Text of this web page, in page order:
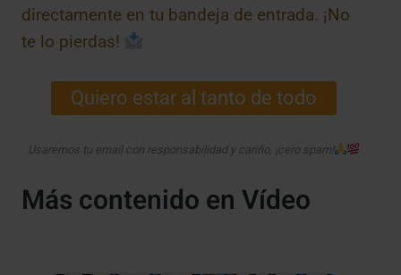
directamente en tu bandeja de entrada. ¡No
te lo pierdas!
Quiero estar al tanto de todo
Usaremos tu email con responsabilidad y cariño, ¡cero spam!
Más contenido en Vídeo